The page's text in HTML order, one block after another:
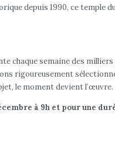
depuis 1990, ce temple
chaque semaine des milliers
rigoureusement
le moment devient l’œuvre.
à 9h et pour une